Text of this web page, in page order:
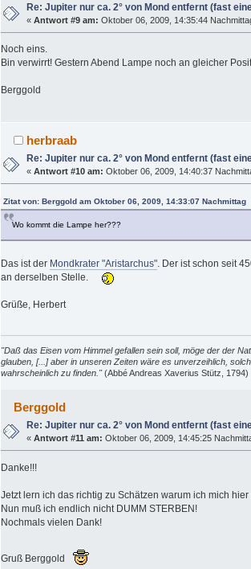
Re: Jupiter nur ca. 2° von Mond entfernt (fast
«Antwort #9 am: Oktober 06, 2009, 14:35:44
Noch eins.
Bin verwirrt! Gestern Abend Lampe noch an gleicher
Berggold
herbraab
Re: Jupiter nur ca. 2° von Mond entfernt (fast
«Antwort #10 am: Oktober 06, 2009, 14:40:37
Zitat von: Berggold am Oktober 06, 2009, 14:33:07 Nachmittag
Wo kommt die Lampe her???
Das ist der Mondkrater "Aristarchus" . Der ist schon seit
an derselben Stelle.
Grüße, Herbert
"Daß das Eisen vom Himmel gefallen sein soll, möge der der
glauben, [...] aber in unseren Zeiten wäre es unverzeihlich,
wahrscheinlich zu finden."(Abbé Andreas Xaverius Stütz, 1794)
Berggold
Re: Jupiter nur ca. 2° von Mond entfernt (fast
«Antwort #11 am: Oktober 06, 2009, 14:45:25
Danke!!!
Jetzt lern ich das richtig zu Schätzen warum ich mich
Nun muß ich endlich nicht DUMM STERBEN!
Nochmals vielen Dank!
Gruß Berggold